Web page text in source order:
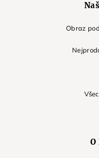
Obraz
O